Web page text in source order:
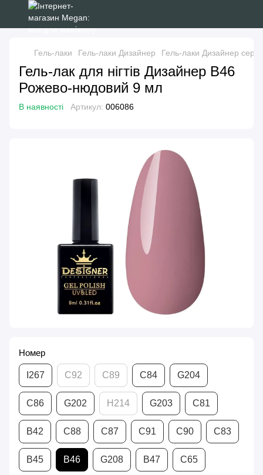
Гель-лаки Гель-лаки Дизайнер Гель-лаки Дизайнер
Гель-лак для нігтів Дизайнер B46
Рожево-нюдовий 9 мл
В наявності Артикул: 006086
Номер
I267 С92 С89 С84 G204
С86 G202 H214 G203 С81
В42 С88 С87 С91 С90 С83
В45 В46 G208 В47 С65